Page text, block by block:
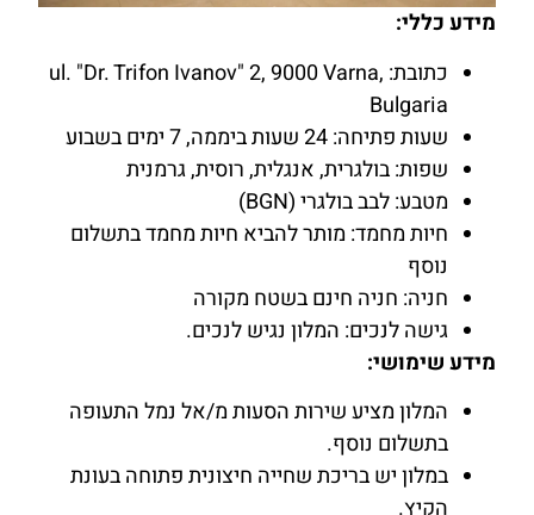
מידע כללי:
כתובת: ul. "Dr. Trifon Ivanov" 2, 9000 Varna,
Bulgaria
שעות פתיחה: 24 שעות ביממה, 7 ימים בשבוע
שפות: בולגרית, אנגלית, רוסית, גרמנית
מטבע: לבב בולגרי (BGN)
חיות מחמד: מותר להביא חיות מחמד בתשלום
נוסף
חניה: חניה חינם בשטח מקורה
גישה לנכים: המלון נגיש לנכים.
מידע שימושי:
המלון מציע שירות הסעות מ/אל נמל התעופה
בתשלום נוסף.
במלון יש בריכת שחייה חיצונית פתוחה בעונת